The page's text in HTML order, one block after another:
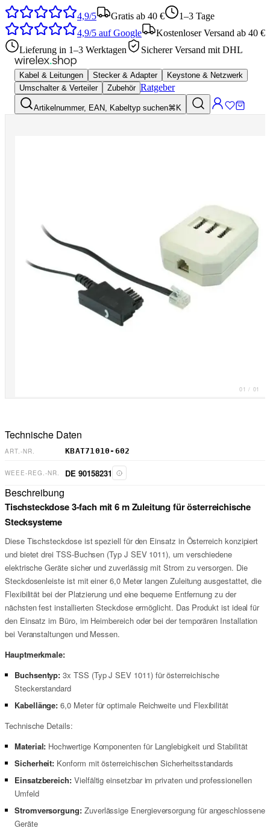
4,9/5 Gratis ab 40 €
1–3 Tage
4,9/5 auf Google
Kostenloser Versand ab 40 €
Lieferung in 1–3 Werktagen
Sicherer Versand mit DHL
Kabel & Leitungen Stecker & Adapter
Keystone & Netzwerk
Umschalter & Verteiler
Zubehör Ratgeber
Artikelnummer, EAN, Kabeltyp suchen⌘K
01 / 01
Technische Daten
ART.-NR. KBAT71010-602
WEEE-REG.-NR. DE 90158231
Beschreibung
Tischsteckdose 3-fach mit 6 m Zuleitung für österreichische
Stecksysteme
Diese Tischsteckdose ist speziell für den Einsatz in Österreich konzipiert
und bietet drei TSS-Buchsen (Typ J SEV 1011), um verschiedene
elektrische Geräte sicher und zuverlässig mit Strom zu versorgen. Die
Steckdosenleiste ist mit einer 6,0 Meter langen Zuleitung ausgestattet, die
Flexibilität bei der Platzierung und eine bequeme Entfernung zu der
nächsten fest installierten Steckdose ermöglicht. Das Produkt ist ideal für
den Einsatz im Büro, im Heimbereich oder bei der temporären Installation
bei Veranstaltungen und Messen.
Hauptmerkmale:
Buchsentyp: 3x TSS (Typ J SEV 1011) für österreichische
Steckerstandard
Kabellänge: 6,0 Meter für optimale Reichweite und Flexibilität
Technische Details:
Material: Hochwertige Komponenten für Langlebigkeit und Stabilität
Sicherheit: Konform mit österreichischen Sicherheitsstandards
Einsatzbereich: Vielfältig einsetzbar im privaten und professionellen
Umfeld
Stromversorgung:Zuverlässige Energieversorgung für angeschlossene
Geräte